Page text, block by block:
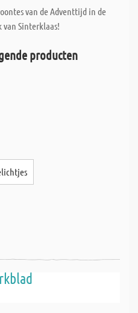
van de Adventtijd in de
Sinterklaas!
producten